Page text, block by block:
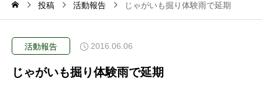
投稿 活動報告 じゃがいも掘り体験雨で延期
活動報告 2016.06.06
じゃがいも掘り体験雨で延期